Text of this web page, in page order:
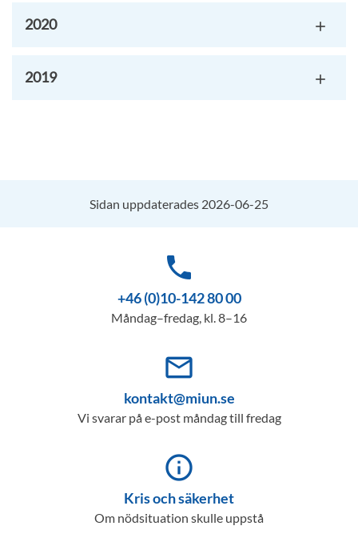
2020
2019
Sidan uppdaterades 2026-06-25
phone
+46 (0)10-142 80 00
Måndag–fredag, kl. 8–16
mail_outline
kontakt@miun.se
Vi svarar på e-post måndag till fredag
info_outline
Kris och säkerhet
Om nödsituation skulle uppstå